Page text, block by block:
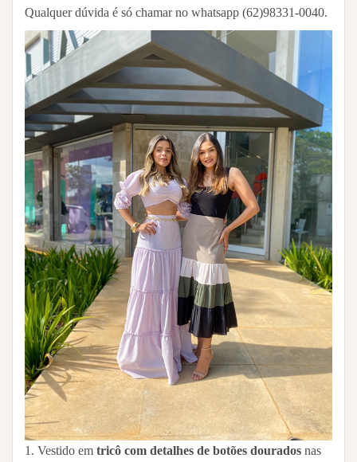
Qualquer dúvida é só chamar no whatsapp (62)98331-0040.
1. Vestido em tricô com detalhes de botões dourados nas